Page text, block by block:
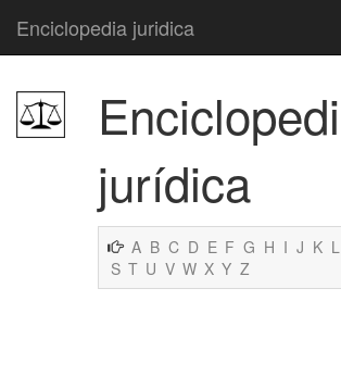
Enciclopedia juridica
jurídica
A B C D E F G H I J K L
S T U V W X Y Z